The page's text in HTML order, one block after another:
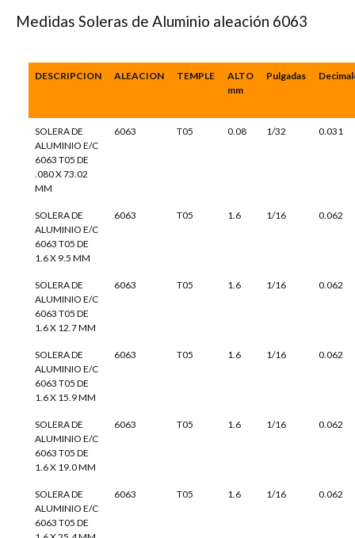
Medidas Soleras de Aluminio aleación 6063
DESCRIPCION ALEACION TEMPLE
ALTO
mm
Pulgadas
SOLERA DE
ALUMINIO E/C
6063 T05 DE
.080 X 73.02
MM
6063 T05 0.08 1/32 0.031
SOLERA DE
ALUMINIO E/C
6063 T05 DE
1.6 X 9.5 MM
6063 T05 1.6 1/16 0.062
SOLERA DE
ALUMINIO E/C
6063 T05 DE
1.6 X 12.7 MM
6063 T05 1.6 1/16 0.062
SOLERA DE
ALUMINIO E/C
6063 T05 DE
1.6 X 15.9 MM
6063 T05 1.6 1/16 0.062
SOLERA DE
ALUMINIO E/C
6063 T05 DE
1.6 X 19.0 MM
6063 T05 1.6 1/16 0.062
SOLERA DE
ALUMINIO E/C
6063 T05 DE
6063 T05 1.6 1/16 0.062